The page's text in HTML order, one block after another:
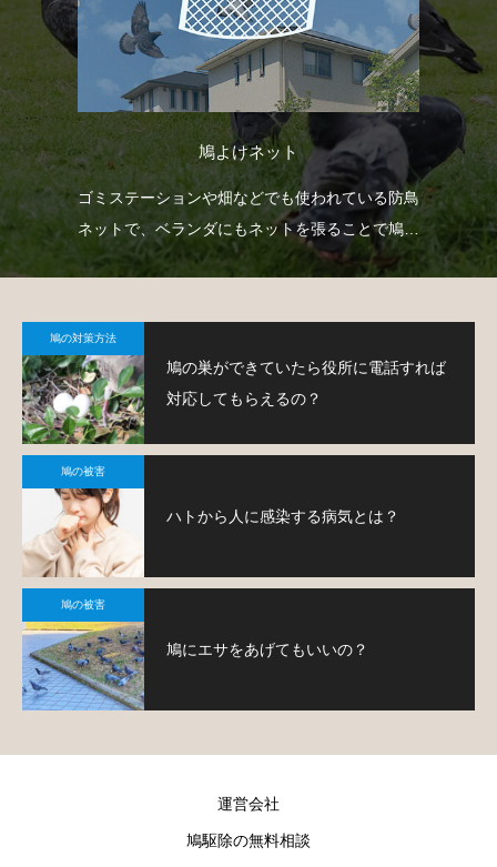
鳩よけネット
ゴミステーションや畑などでも使われている防鳥
ネットで、ベランダにもネットを張ることで鳩対
策が可能です。
鳩の対策方法
鳩の巣ができていたら役所に電話すれば
対応してもらえるの？
鳩の被害
ハトから人に感染する病気とは？
鳩の被害
鳩にエサをあげてもいいの？
運営会社
鳩駆除の無料相談